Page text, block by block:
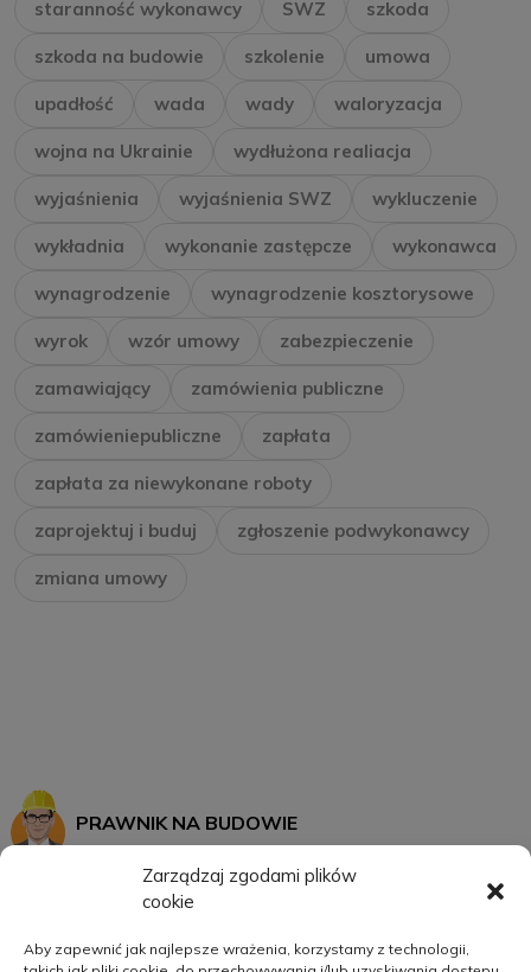
Zarządzaj zgodami plików
cookie
Aby zapewnić jak najlepsze wrażenia, korzystamy z technologii,
staranność wykonawcy SWZ szkoda
szkoda na budowie szkolenie umowa
upadłość wada wady waloryzacja
wojna na Ukrainie wydłużona realiacja
wyjaśnienia wyjaśnienia SWZ wykluczenie
wykładnia wykonanie zastępcze wykonawca
wynagrodzenie wynagrodzenie kosztorysowe
wyrok wzór umowy zabezpieczenie
zamawiający zamówienia publiczne
zamówieniepubliczne zapłata
zapłata za niewykonane roboty
zaprojektuj i buduj zgłoszenie podwykonawcy
zmiana umowy
PRAWNIK NA BUDOWIE